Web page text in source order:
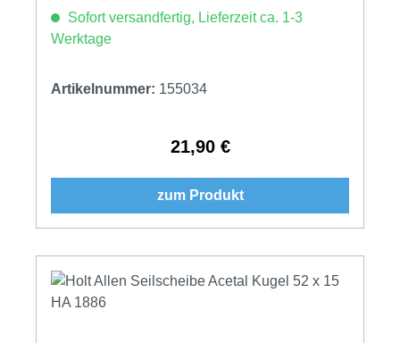
Sofort versandfertig, Lieferzeit ca. 1-3
Werktage
Artikelnummer: 155034
Regulärer Preis:
21,90 €
zum Produkt